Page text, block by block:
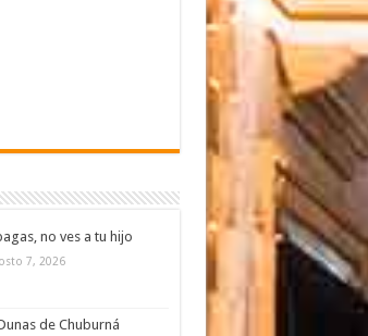
no ves a tu hijo
7, 2026
de Chuburná